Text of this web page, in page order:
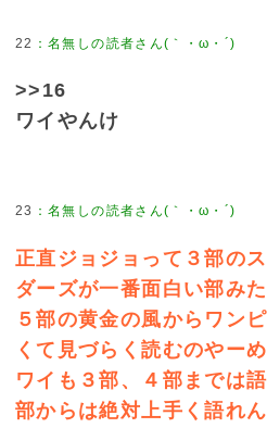
22
>>16
ワイやんけ
23
正直ジョジョって３部の
ダーズが一番面白い部み
５部の黄金の風からワン
くて見づらく読むのやー
ワイも３部、４部までは
部からは絶対上手く語れん